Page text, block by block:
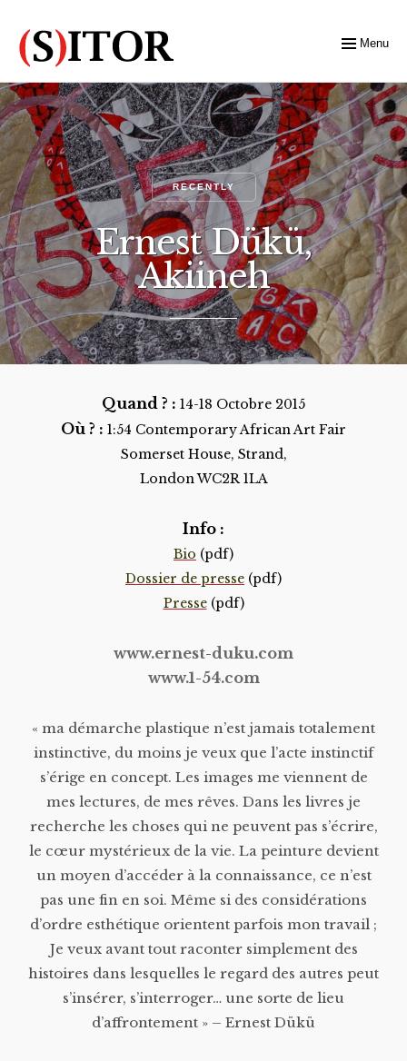
Menu
RECENTLY
Ernest Dükü,
Akiineh
Quand ? : 14-18 Octobre 2015
Où ? : 1:54 Contemporary African Art Fair
Somerset House, Strand,
London WC2R 1LA
Info :
Bio (pdf)
Dossier de presse (pdf)
Presse(pdf)
www.ernest-duku.com
www.1-54.com
« ma démarche plastique n’est jamais totalement
instinctive, du moins je veux que l’acte instinctif
s’érige en concept. Les images me viennent de
mes lectures, de mes rêves. Dans les livres je
recherche les choses qui ne peuvent pas s’écrire,
le cœur mystérieux de la vie. La peinture devient
un moyen d’accéder à la connaissance, ce n’est
pas une fin en soi. Même si des considérations
d’ordre esthétique orientent parfois mon travail ;
Je veux avant tout raconter simplement des
histoires dans lesquelles le regard des autres peut
s’insérer, s’interroger… une sorte de lieu
d’affrontement » – Ernest Dükü